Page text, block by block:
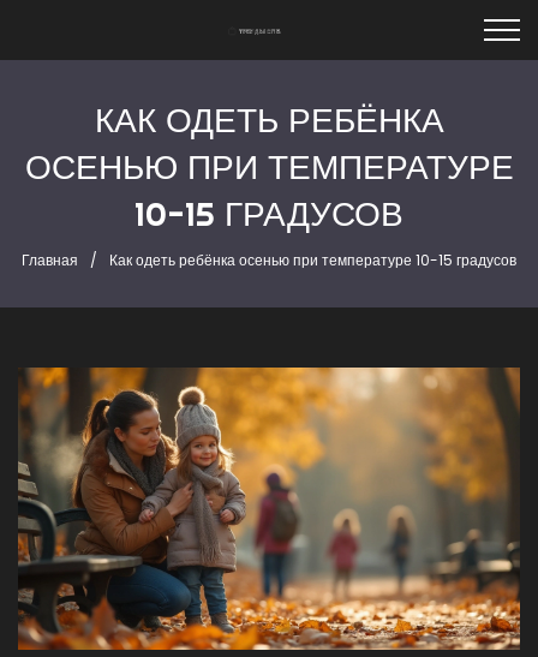
КАК ОДЕТЬ РЕБЁНКА
ОСЕНЬЮ ПРИ ТЕМПЕРАТУРЕ
10-15 ГРАДУСОВ
Главная Как одеть ребёнка осенью при температуре 10-15 градусов